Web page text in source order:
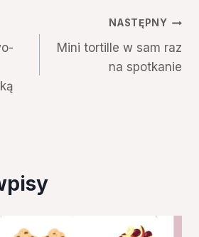
NASTĘPNY
Mini tortille w sam raz
na spotkanie